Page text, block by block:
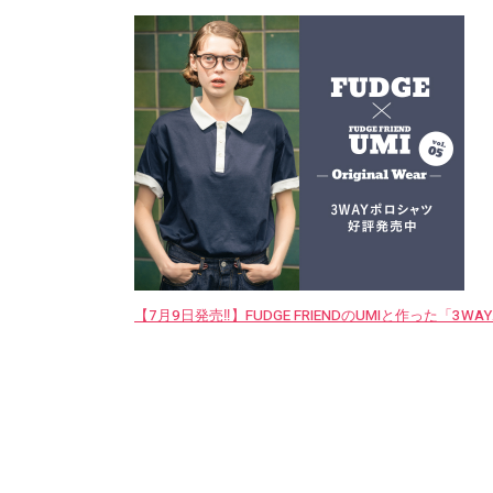
【7月9日発売‼︎】FUDGE FRIENDのUMIと作った「